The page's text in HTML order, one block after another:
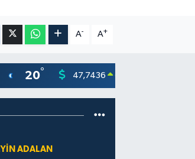
A- A+
20° 47,7436 0.18
ADALAN